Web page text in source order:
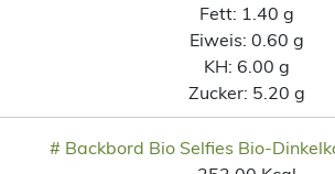
Fett: 1.40 g
Eiweis: 0.60 g
KH: 6.00 g
Zucker: 5.20 g
# Backbord Bio Selfies Bio-